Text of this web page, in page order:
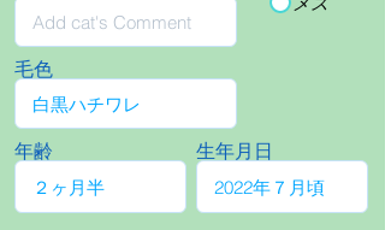
毛色
年齢 生年月日